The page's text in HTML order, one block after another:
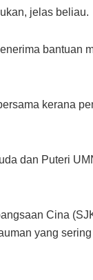
jelas beliau.
bantuan
kerana
dan Puteri
Cina
yang